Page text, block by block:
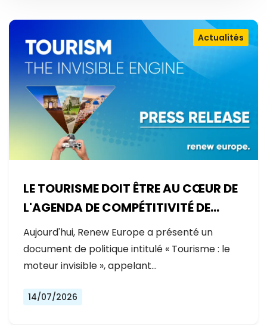
LE TOURISME DOIT ÊTRE AU CŒUR DE
L'AGENDA DE COMPÉTITIVITÉ DE
L'EUROPE
Actualités
Aujourd'hui, Renew Europe a présenté un
document de politique intitulé « Tourisme : le
moteur invisible », appelant…
14/07/2026